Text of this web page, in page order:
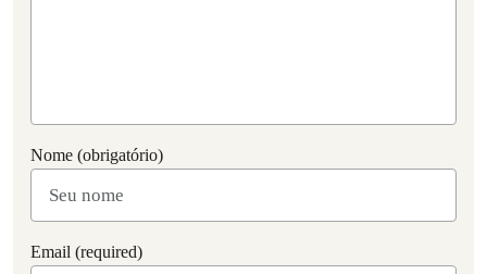
Nome (obrigatório)
Email (required)